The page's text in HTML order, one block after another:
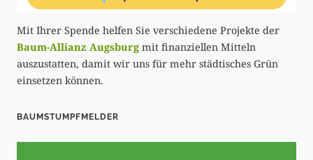
u
n
g
d
e
Mit Ihrer Spende helfen Sie verschiedene Projekte der
Baum-Allianz Augsburg mit finanziellen Mitteln
auszustatten, damit wir uns für mehr städtisches Grün
einsetzen können.
BAUMSTUMPFMELDER